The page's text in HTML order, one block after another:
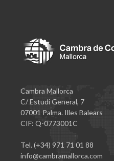
Cambra Mallorca
C/ Estudi General, 7
07001 Palma. Illes Balears
CIF: Q-0773001C
Tel. (+34) 971 71 01 88
info@cambramallorca.com